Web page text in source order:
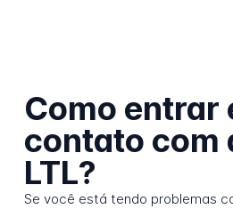
Como entrar
contato com
LTL?
Se você está tendo problemas